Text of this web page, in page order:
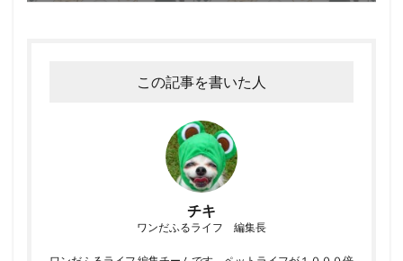
この記事を書いた人
チキ
ワンだふるライフ 編集長